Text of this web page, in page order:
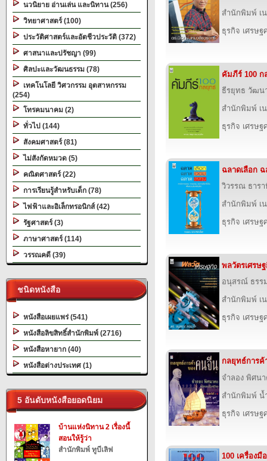
นวนิยาย อ่านเล่น และนิทาน (256)
วิทยาศาสตร์ (100)
ประวัติศาสตร์และอัตชีวประวัติ (372)
ศาสนาและปรัชญา (99)
ศิลปะและวัฒนธรรม (78)
เทคโนโลยี วิศวกรรม อุตสาหกรรม
(254)
โทรคมนาคม (2)
ทั่วไป (144)
สังคมศาสตร์ (81)
ไม่สังกัดหมวด (5)
คณิตศาสตร์ (22)
การเรียนรู้สำหรับเด็ก (78)
ไฟฟ้าและอิเล็กทรอนิกส์ (42)
รัฐศาสตร์ (3)
ภาษาศาสตร์ (114)
วรรณคดี (39)
ชนิดหนังสือ
หนังสือเผยแพร่ (541)
หนังสือลิขสิทธิ์สำนักพิมพ์ (2716)
หนังสือหายาก (40)
หนังสือต่างประเทศ (1)
5 อันดับหนังสือยอดนิยม
บ้านแห่งนิทาน 2 เรื่องนี้
สอนให้รู้ว่า
สำนักพิมพ์ ทูบีเลิฟ
สำนักพิมพ์ เ
ธุรกิจ เศรษฐ
คัมภีร์ 100 ก
ธีรยุทธ วัฒน
สำนักพิมพ์ เ
ธุรกิจ เศรษฐ
ฉลาดเลือก
วิวรรณ ธาร
สำนักพิมพ์ เ
ธุรกิจ เศรษฐ
พลวัตรเศรษ
อนุสรณ์ ธรร
สำนักพิมพ์ เ
ธุรกิจ เศรษฐ
กลยุทธ์การ
จำลอง พิศน
สำนักพิมพ์ น้
ธุรกิจ เศรษฐ
100 เครื่อง